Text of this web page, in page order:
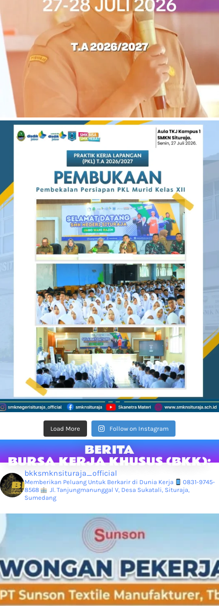
Load More Follow on Instagram
BERITA
BURSA KERJA KHUSUS (BKK):
bkksmknsituraja_official
Memberikan Peluang Untuk Berkarir di Dunia Kerja
0831-9745-
8568
Jl. Tanjungmanunggal V, Desa Sukatali, Situraja,
Sumedang